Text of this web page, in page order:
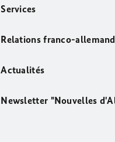
Services
Relations franco-
Actualités
Newsletter "Nouvelles